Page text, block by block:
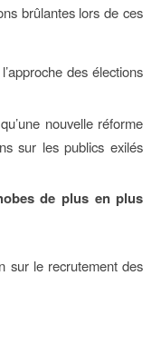
brûlantes lors de ces
des élections
nouvelle réforme
sur les publics exilés
de plus en plus
sur le recrutement des